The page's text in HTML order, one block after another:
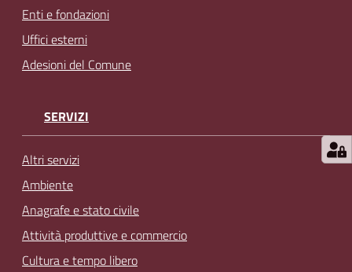
Enti e fondazioni
Uffici esterni
Adesioni del Comune
SERVIZI
Altri servizi
Ambiente
Anagrafe e stato civile
Attività produttive e commercio
Cultura e tempo libero